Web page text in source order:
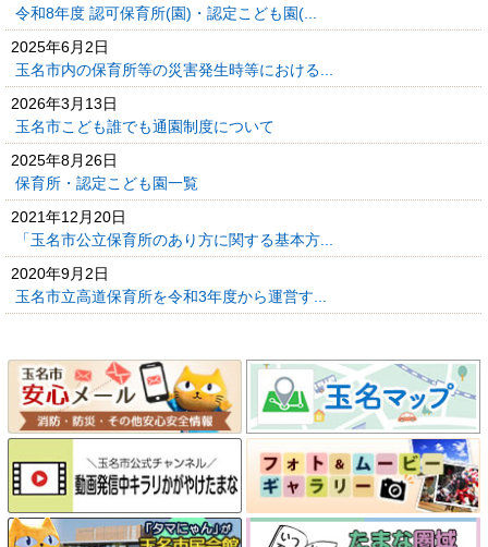
令和8年度 認可保育所(園)・認定こども園(...
2025年6月2日
玉名市内の保育所等の災害発生時等における...
2026年3月13日
玉名市こども誰でも通園制度について
2025年8月26日
保育所・認定こども園一覧
2021年12月20日
「玉名市公立保育所のあり方に関する基本方...
2020年9月2日
玉名市立高道保育所を令和3年度から運営す...